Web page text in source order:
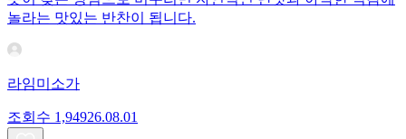
놀라는 맛있는 반찬이 됩니다.
라임미소가
조회수 1,94926.08.01